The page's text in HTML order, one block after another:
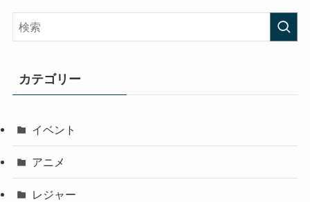
カテゴリー
イベント
アニメ
レジャー